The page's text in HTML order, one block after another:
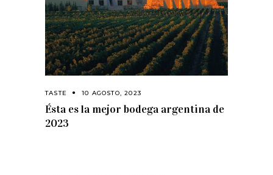
TASTE 10 AGOSTO, 2023
Ésta es la mejor bodega argentina de
2023